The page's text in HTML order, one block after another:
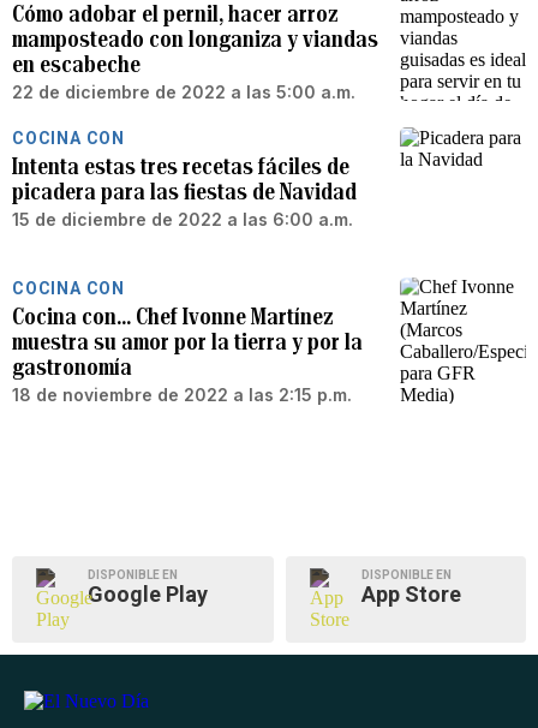
Cómo adobar el pernil, hacer arroz
mamposteado con longaniza y viandas
en escabeche
22 de diciembre de 2022 a las 5:00 a.m.
COCINA CON
Intenta estas tres recetas fáciles de
picadera para las fiestas de Navidad
15 de diciembre de 2022 a las 6:00 a.m.
COCINA CON
Cocina con... Chef Ivonne Martínez
muestra su amor por la tierra y por la
gastronomía
18 de noviembre de 2022 a las 2:15 p.m.
DISPONIBLE EN
Google Play
DISPONIBLE EN
App Store